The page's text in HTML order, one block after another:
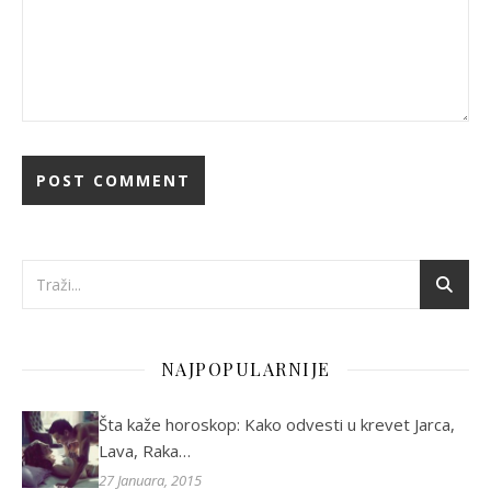
NAJPOPULARNIJE
Šta kaže horoskop: Kako odvesti u krevet Jarca,
Lava, Raka…
27 Januara, 2015